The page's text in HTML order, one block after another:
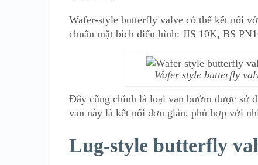
Wafer-style butterfly valve có thể kết nối
chuẩn mặt bích điển hình: JIS 10K, BS
Wafer style butterfly
Đây cũng chính là loại van bướm được sử
van này là kết nối đơn giản, phù hợp với
Lug-style butterfly